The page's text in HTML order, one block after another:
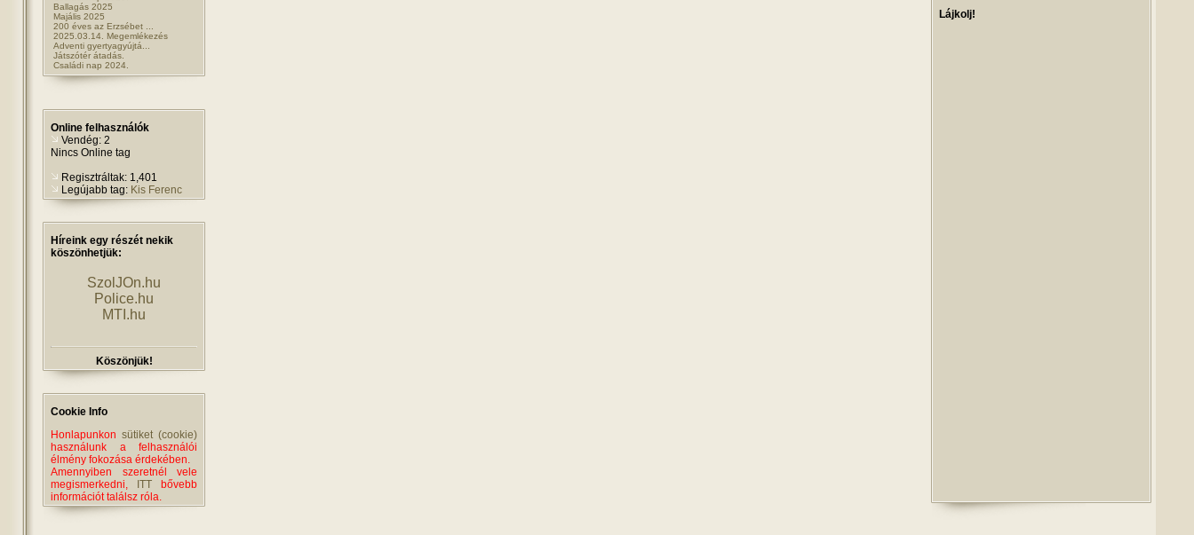
Ballagás 2025
Majális 2025
200 éves az Erzsébet ...
2025.03.14. Megemlékezés
Adventi gyertyagyújtá...
Játszótér átadás.
Családi nap 2024.
Online felhasználók
Vendég: 2
Nincs Online tag
Regisztráltak: 1,401
Legújabb tag: Kis Ferenc
Híreink egy részét nekik
köszönhetjük:
SzolJOn.hu
Police.hu
MTI.hu
Köszönjük!
Cookie Info
Honlapunkon sütiket (cookie)
használunk a felhasználói
élmény fokozása érdekében.
Amennyiben szeretnél vele
megismerkedni,
ITT bővebb
információt találsz róla.
Lájkolj!